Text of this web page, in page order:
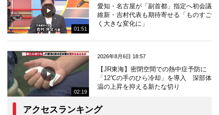
01:51
愛知・名古屋が「副首都」指定へ初会議
維新・吉村代表も期待寄せる「ものすご
く大きな変化に」
02:19
2026年8月6日 18:57
【JR東海】密閉空間での熱中症予防に
「12℃の手のひら冷却」を導入 深部体
温の上昇を抑える新たな切り
アクセスランキング